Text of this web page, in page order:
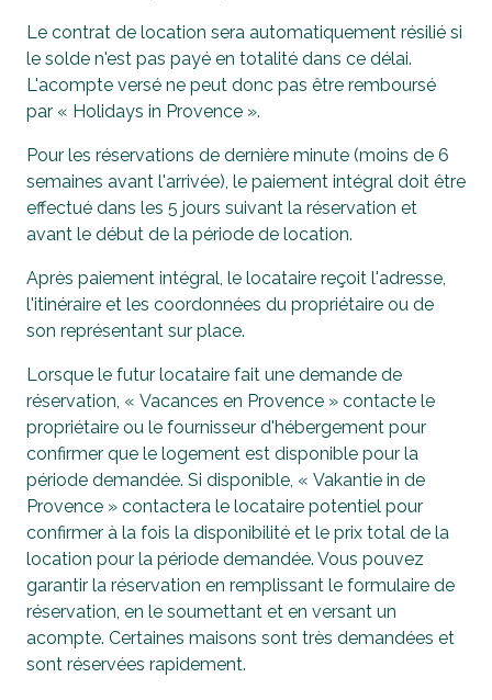
Le contrat de location sera automatiquement résilié si
le solde n'est pas payé en totalité dans ce délai.
L'acompte versé ne peut donc pas être remboursé
par « Holidays in Provence ».
Pour les réservations de dernière minute (moins de 6
semaines avant l'arrivée), le paiement intégral doit être
effectué dans les 5 jours suivant la réservation et
avant le début de la période de location.
Après paiement intégral, le locataire reçoit l'adresse,
l'itinéraire et les coordonnées du propriétaire ou de
son représentant sur place.
Lorsque le futur locataire fait une demande de
réservation, « Vacances en Provence » contacte le
propriétaire ou le fournisseur d'hébergement pour
confirmer que le logement est disponible pour la
période demandée. Si disponible, « Vakantie in de
Provence » contactera le locataire potentiel pour
confirmer à la fois la disponibilité et le prix total de la
location pour la période demandée. Vous pouvez
garantir la réservation en remplissant le formulaire de
réservation, en le soumettant et en versant un
acompte. Certaines maisons sont très demandées et
sont réservées rapidement.